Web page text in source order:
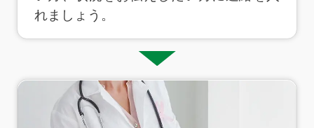
れましょう。